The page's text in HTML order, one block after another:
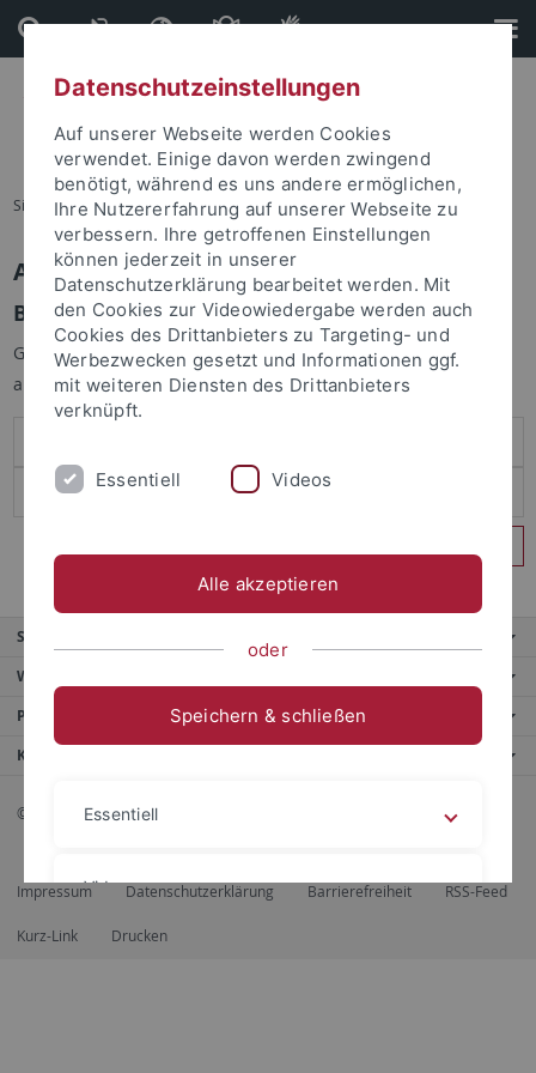
Direkt
zum
Inhalt
Direkt
zur
Fußleiste
Sie sind hier: Startseite
Anmelden
Benutzeranmeldung
Geben Sie Ihren Benutzernamen und Ihr Passwort an um sich
anzumelden:
Service
Weitere Angebote
Portale
Kontaktinfo
© 2026 Eberhard Karls Universität Tübingen, Tübingen
Impressum Datenschutzerklärung Barrierefreiheit RSS-Feed
Kurz-Link Drucken
Datenschutzeinstellungen
Auf unserer Webseite werden Cookies
verwendet. Einige davon werden zwingend
benötigt, während es uns andere ermöglichen,
Ihre Nutzererfahrung auf unserer Webseite zu
verbessern. Ihre getroffenen Einstellungen
können jederzeit in unserer
Datenschutzerklärung bearbeitet werden. Mit
den Cookies zur Videowiedergabe werden auch
Cookies des Drittanbieters zu Targeting- und
Werbezwecken gesetzt und Informationen ggf.
mit weiteren Diensten des Drittanbieters
verknüpft.
Essentiell Videos
Alle akzeptieren
oder
Speichern & schließen
Essentiell
Videos